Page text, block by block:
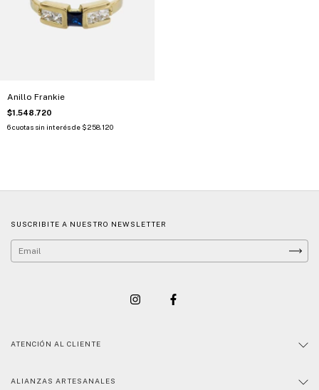
Anillo Frankie
$1.548.720
6cuotas sin interés de $258.120
SUSCRIBITE A NUESTRO NEWSLETTER
ATENCIÓN AL CLIENTE
ALIANZAS ARTESANALES